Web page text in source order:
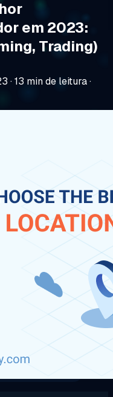
em 2023:
Trading)
·13 min de leitura·